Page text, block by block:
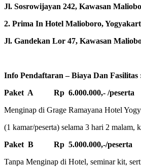
Jl. Sosrowijayan 242, Kawasan
2. Prima In Hotel Malioboro,
Jl. Gandekan Lor 47, Kawasan
Info Pendaftaran – Biaya Dan Fasilitas
Paket A Rp 6.000.000,- /peserta
Menginap di Grage Ramayana Hotel
(1 kamar/peserta) selama 3 hari 2
Paket B Rp 5.000.000,-/peserta
Tanpa Menginap di Hotel, seminar kit,